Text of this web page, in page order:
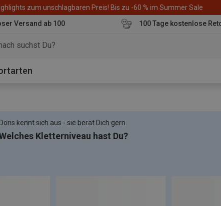
zum unschlagbaren Preis! Bis zu -60 % im Summer Sale
Versand ab 100
100 Tage kostenlose
Doris kennt sich aus - sie berät Dich gern.
Kletterniveau hast Du?